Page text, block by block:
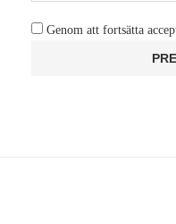
Genom att fortsätta